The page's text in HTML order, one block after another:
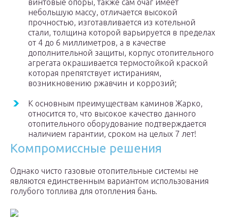
винтовые опоры, также сам очаг имеет
небольшую массу, отличается высокой
прочностью, изготавливается из котельной
стали, толщина которой варьируется в пределах
от 4 до 6 миллиметров, а в качестве
дополнительной защиты, корпус отопительного
агрегата окрашивается термостойкой краской
которая препятствует истираниям,
возникновению ржавчин и коррозий;
К основным преимуществам каминов Жарко,
относится то, что высокое качество данного
отопительного оборудование подтверждается
наличием гарантии, сроком на целых 7 лет!
Компромиссные решения
Однако чисто газовые отопительные системы не
являются единственным вариантом использования
голубого топлива для отопления бань.